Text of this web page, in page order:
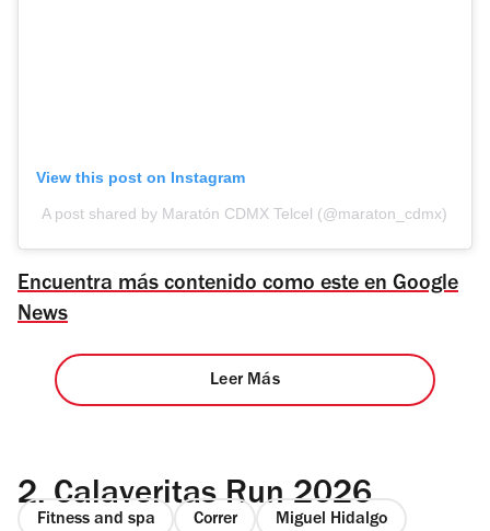
View this post on Instagram
A post shared by Maratón CDMX Telcel (@maraton_cdmx)
Encuentra más contenido como este en Google
News
Leer Más
2. Calaveritas Run 2026
Fitness and spa Correr Miguel Hidalgo